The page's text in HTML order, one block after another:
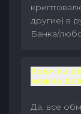
другие) в
Банка/
Всем ли
можно
Да, все